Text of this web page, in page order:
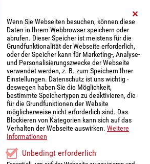
Parkplatzreservierung
Parkplatzreservierung
Wenn Sie Webseiten besuchen, können diese
Daten in Ihrem Webbrowser speichern oder
abrufen. Dieser Speicher ist meistens für die
Grundfunktionalität der Webseite erforderlich,
oder der Speicher kann für Marketing-, Analyse-
und Personalisierungszwecke der Webseite
verwendet werden, z. B. zum Speichern Ihrer
Einstellungen. Datenschutz ist uns wichtig -
deswegen haben Sie die Möglichkeit,
bestimmte Speichertypen zu deaktivieren, die
für die Grundfunktionen der Website
möglicherweise nicht erforderlich sind. Das
Blockieren von Kategorien kann sich auf das
Verhalten der Webseite auswirken. Weitere
Informationen
Unbedingt erforderlich